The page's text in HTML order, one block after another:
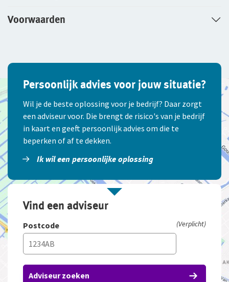
Voorwaarden
Persoonlijk advies voor jouw situatie?
Wil je de beste oplossing voor je bedrijf? Daar zorgt
een adviseur voor. Die brengt de risico's van je bedrijf
in kaart en geeft persoonlijk advies om die te
beperken of af te dekken.
Ik wil een persoonlijke oplossing
Vind een adviseur
Postcode (Verplicht)
Adviseur zoeken